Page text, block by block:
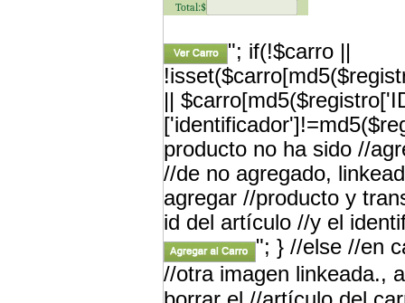
Total:$
"; if(!$carro ||
||
producto no ha sido //
//de no agregado,
agregar //producto y
id del artículo //y el
"; } //else //en
//otra imagen linkeada.,